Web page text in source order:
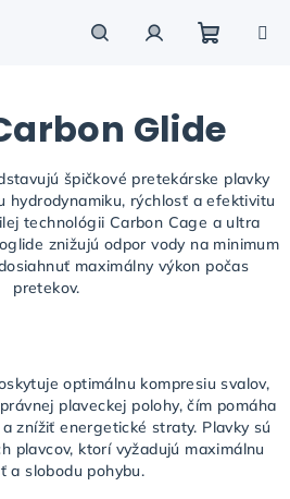
košík
Glide
špičkové pretekárske plavky
hydrodynamiku, rýchlosť a efektivitu
technológii Carbon Cage a ultra
znižujú odpor vody na minimum
maximálny výkon počas
pretekov.
optimálnu kompresiu svalov,
plaveckej polohy, čím pomáha
znížiť energetické straty. Plavky sú
plavcov, ktorí vyžadujú maximálnu
a slobodu pohybu.